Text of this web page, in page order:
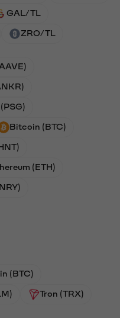
GAL/TL
ZRO/TL
Bitcoin (BTC)
(ETH)
(BTC)
Tron (TRX)